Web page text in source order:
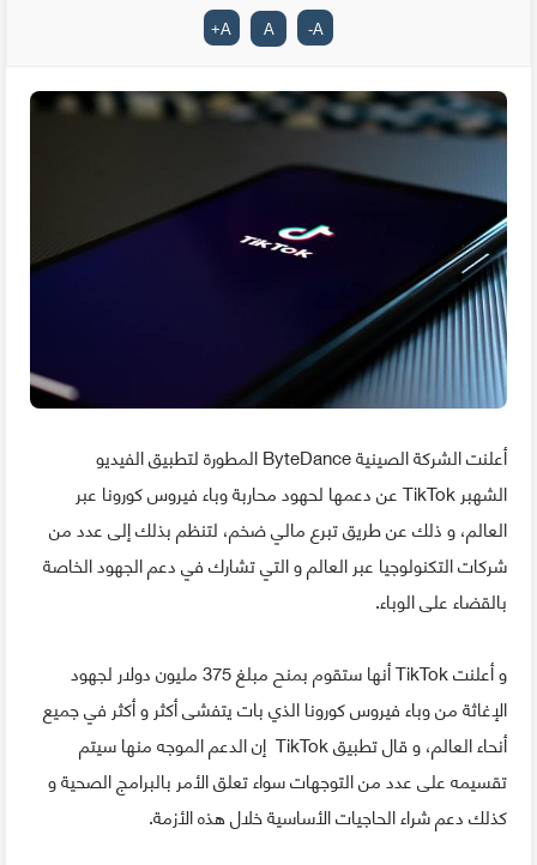
A
-
A
A
+
أعلنت الشركة الصينية ByteDance المطورة لتطبيق الفيديو
الشهبر TikTok عن دعمها لحهود محاربة وباء فيروس كورونا عبر
العالم، و ذلك عن طريق تبرع مالي ضخم، لتنظم بذلك إلى عدد من
شركات التكنولوجيا عبر العالم و التي تشارك في دعم الجهود الخاصة
بالقضاء على الوباء.
و أعلنت TikTok أنها ستقوم بمنح مبلغ 375 مليون دولار لجهود
الإغاثة من وباء فيروس كورونا الذي بات يتفشى أكثر و أكثر في جميع
أنحاء العالم، و قال تطبيق TikTok إن الدعم الموجه منها سيتم
تقسيمه على عدد من التوجهات سواء تعلق الأمر بالبرامج الصحية و
كذلك دعم شراء الحاجيات الأساسية خلال هذه الأزمة.